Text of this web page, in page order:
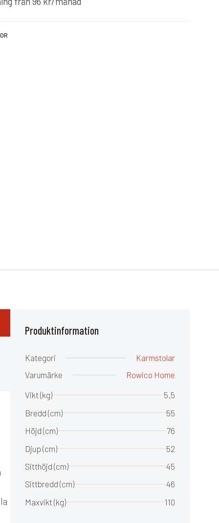
Produktinformation
Kategori
Karmstolar
Varumärke
Rowico Home
Vikt (kg)
5.5
Bredd (cm)
55
Höjd (cm)
76
Djup (cm)
52
Sitthöjd (cm)
45
Sittbredd (cm)
46
Maxvikt (kg)
110